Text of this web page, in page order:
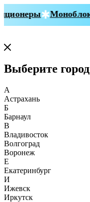
Моноблоки
Выберите город
А
Астрахань
Б
Барнаул
В
Владивосток
Волгоград
Воронеж
Е
Екатеринбург
И
Ижевск
Иркутск